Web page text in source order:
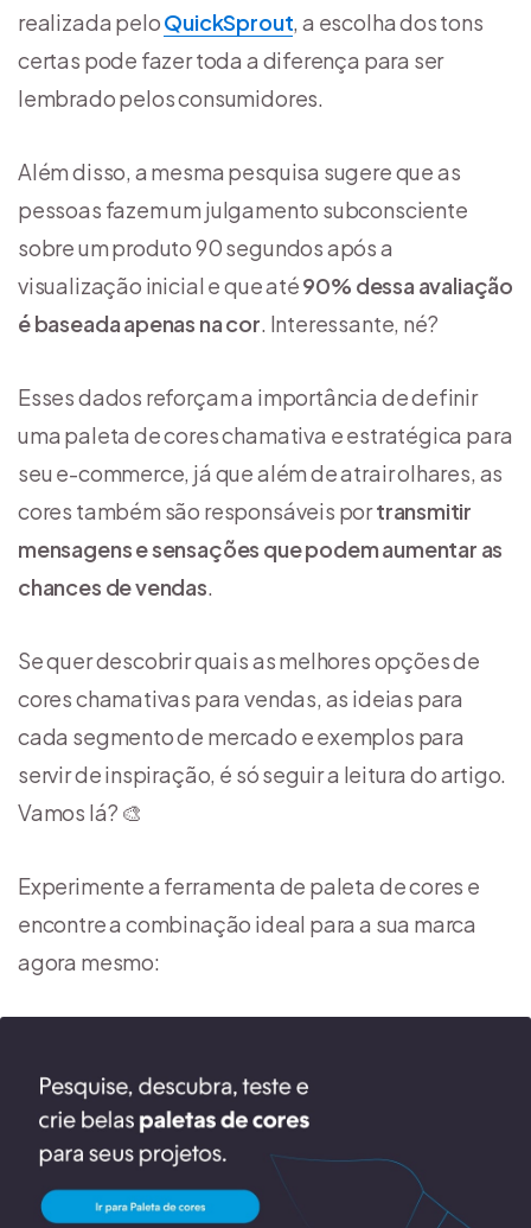
realizada peloQuickSprout, a escolha dos tons
certas pode fazer toda a diferença para ser
lembrado pelos consumidores.
Além disso, a mesma pesquisa sugere que as
pessoas fazem um julgamento subconsciente
sobre um produto 90 segundos após a
visualização inicial e que até90% dessa avaliação
é baseada apenas na cor. Interessante, né?
Esses dados reforçam a importância de definir
uma paleta de cores chamativa e estratégica para
seu e-commerce, já que além de atrair olhares, as
cores também são responsáveis portransmitir
mensagens e sensações que podem aumentar as
chances de vendas.
Se quer descobrir quais as melhores opções de
cores chamativas para vendas, as ideias para
cada segmento de mercado e exemplos para
servir de inspiração, é só seguir a leitura do artigo.
Vamos lá? 🎨
Experimente a ferramenta de paleta de cores e
encontre a combinação ideal para a sua marca
agora mesmo: